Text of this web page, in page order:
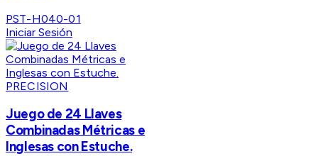
PST-H040-01
Iniciar Sesión
PRECISION
Juego de 24 Llaves
Combinadas Métricas e
Inglesas con Estuche.